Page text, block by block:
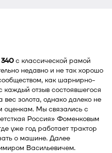
с классической рамой
недавно и не так хорошо
как шарнирно-
отзыв состоявшегося
вес золота, однако далеко не
оценкам. Мы связались с
Россия» Фоменковым
уже год работает трактор
о машине. Далее
Васильевичем.